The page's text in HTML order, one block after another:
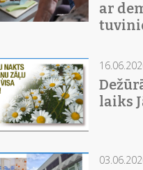
ar
laiks